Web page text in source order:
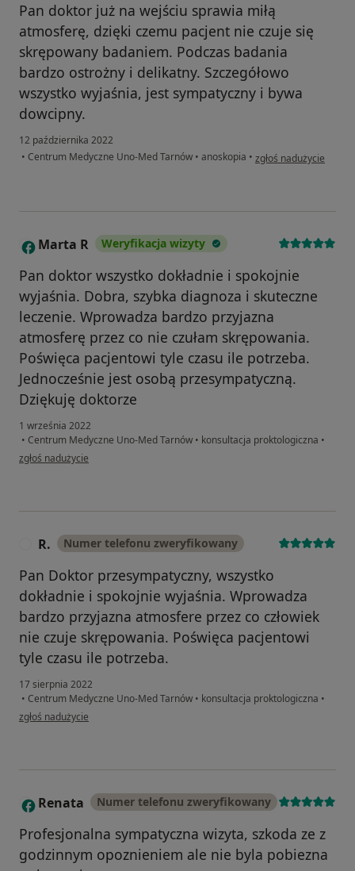
Pan doktor już na wejściu sprawia miłą
atmosferę, dzięki czemu pacjent nie czuje się
skrępowany badaniem. Podczas badania
bardzo ostrożny i delikatny. Szczegółowo
wszystko wyjaśnia, jest sympatyczny i bywa
dowcipny.
12 października 2022
• Centrum Medyczne Uno-Med Tarnów • anoskopia • w opinii użytkownika
zgłoś nadużycie
M Marta R Weryfikacja wizyty
Pan doktor wszystko dokładnie i spokojnie
wyjaśnia. Dobra, szybka diagnoza i skuteczne
leczenie. Wprowadza bardzo przyjazna
atmosferę przez co nie czułam skrępowania.
Poświęca pacjentowi tyle czasu ile potrzeba.
Jednocześnie jest osobą przesympatyczną.
Dziękuję doktorze
1 września 2022
• Centrum Medyczne Uno-Med Tarnów • konsultacja proktologiczna •
w opinii użytkownika Marta R
zgłoś nadużycie
R. Numer telefonu zweryfikowany
Pan Doktor przesympatyczny, wszystko
dokładnie i spokojnie wyjaśnia. Wprowadza
bardzo przyjazna atmosfere przez co człowiek
nie czuje skrępowania. Poświęca pacjentowi
tyle czasu ile potrzeba.
17 sierpnia 2022
• Centrum Medyczne Uno-Med Tarnów • konsultacja proktologiczna •
w opinii użytkownika R.
zgłoś nadużycie
R Renata Numer telefonu zweryfikowany
Profesjonalna sympatyczna wizyta, szkoda ze z
godzinnym opoznieniem ale nie byla pobiezna